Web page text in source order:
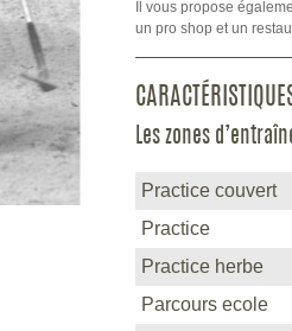
Il vous propose
un pro shop et un
Les zones
Practice couvert
Practice
Practice herbe
Parcours ecole